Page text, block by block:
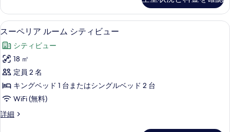
示
す
る
の
す
べ
て
の
写
真
を
表
ス
イ
ー
の
詳
ス
ー
ペ
リ
ア
ル
ー
ム
1 室のベッドルーム、高級寝具、羽
7
スーペリア ルーム シティビュー
シティビュー
18 ㎡
定員 2 名
キングベッド 1 台またはシングルベッド 2 台
WiFi (無料)
詳細
ス